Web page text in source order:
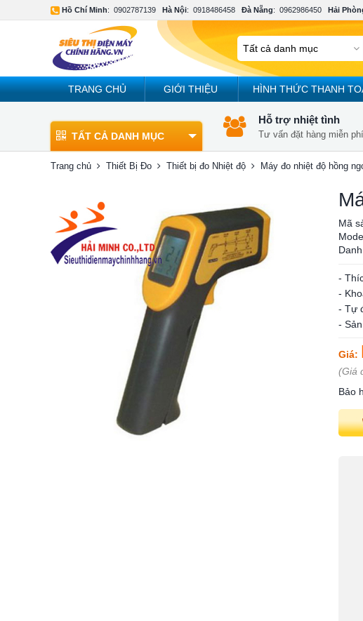
Hồ Chí Minh: 0902787139 Hà Nội: 0918486458 Đà Nẵng: 0962986450 Hải
TRANG CHỦ GIỚI THIỆU HÌNH THỨC THANH
TẤT CẢ DANH MỤC
Hỗ trợ nhiệt tình
Tư vấn đặt hàng miễn phí
Trang chủ Thiết Bị Đo Thiết bị đo Nhiệt độ Máy đo nhiệt độ hồng
Mã
-
-
- Tự
-
Giá:
(Giá
Bảo